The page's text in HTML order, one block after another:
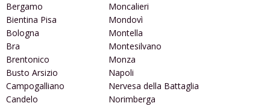
Bergamo
Bientina Pisa
Bologna
Bra
Brentonico
Busto Arsizio
Campogalliano
Candelo
Moncalieri
Mondovì
Montella
Montesilvano
Monza
Napoli
Nervesa della Battaglia
Norimberga